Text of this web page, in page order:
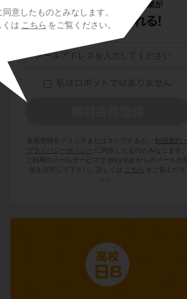
同意したものとみなします。
くは こちら をご覧ください。
会員登録をクリックまたはタップすると、
利用規約・
プライバシーポリシー
に同意したものとみなします。
ご利用のメールサービスで @try-it.jp からのメールの受
信を許可して下さい。詳しくは
こちら
をご覧くださ
い。